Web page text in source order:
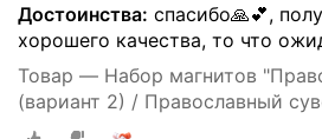
Достоинства: спасибо🙏💕,
хорошего качества, то что
Товар — Набор магнитов
(вариант 2) / Православный